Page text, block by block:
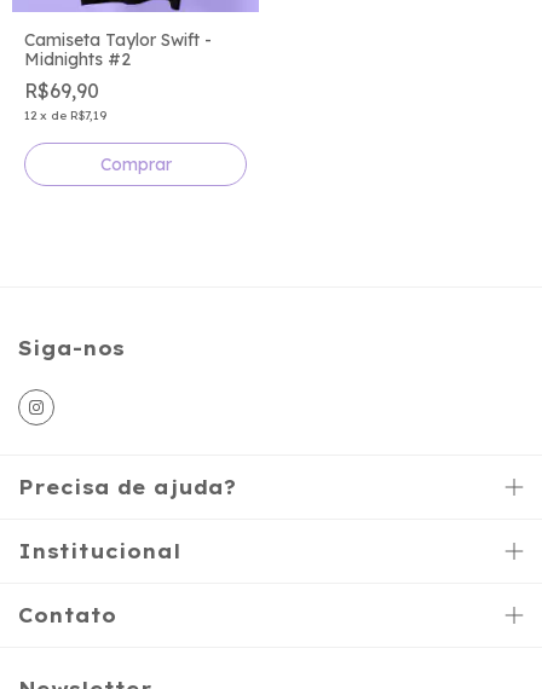
Camiseta Taylor Swift -
Midnights #2
R$69,90
12 x de R$7,19
Comprar
Siga-nos
Precisa de ajuda?
Institucional
Contato